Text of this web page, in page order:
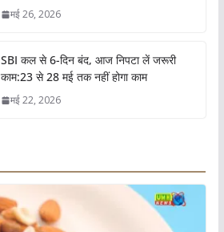
मई 26, 2026
SBI कल से 6-दिन बंद, आज निपटा लें जरूरी
काम:23 से 28 मई तक नहीं होगा काम
मई 22, 2026